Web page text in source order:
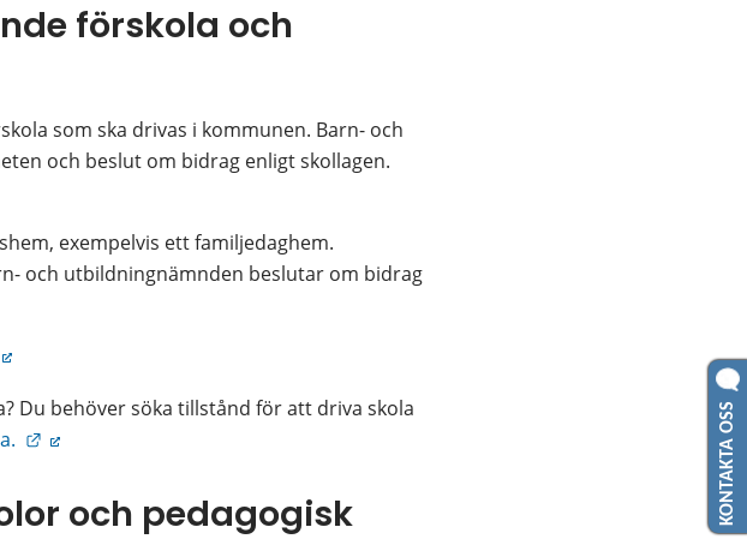
förskola och
som ska drivas i kommunen. Barn- och
och beslut om bidrag enligt skollagen.
exempelvis ett familjedaghem.
och utbildningnämnden beslutar om bidrag
Länk till annan webbplats.
Du behöver söka tillstånd för att driva skola
Länk till annan webbplats.
och pedagogisk
KONTAKTA OSS